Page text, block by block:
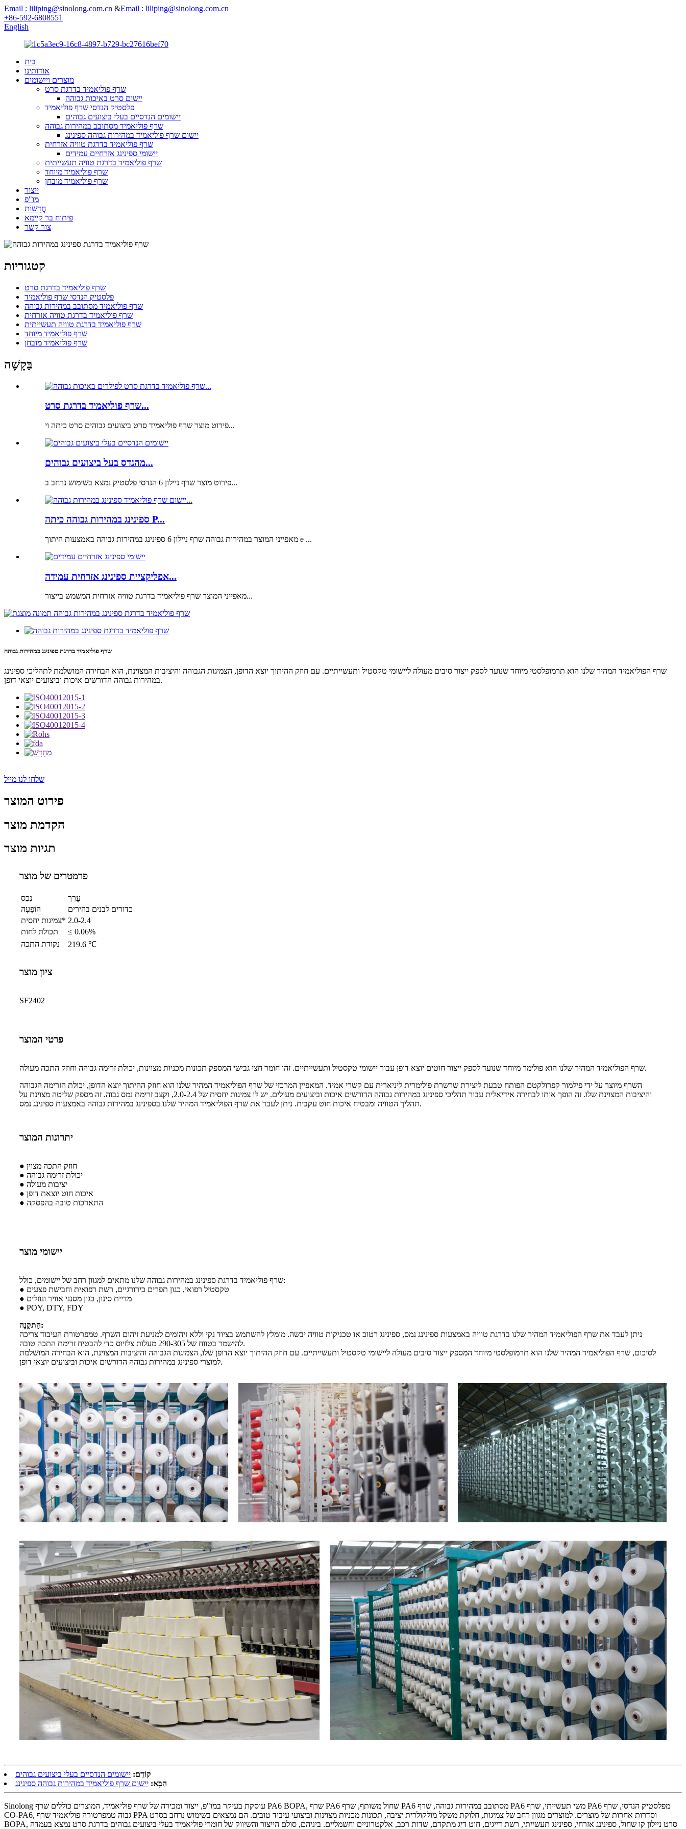
Email : liliping@sinolong.com.cn &Email : liliping@sinolong.com.cn
+86-592-6808551
English
בַּיִת
אודותינו
מוצרים ויישומים
שרף פוליאמיד בדרגת סרט
יישום סרט באיכות גבוהה
פלסטיק הנדסי שרף פוליאמיד
יישומים הנדסיים בעלי ביצועים גבוהים
שרף פוליאמיד מסתובב במהירות גבוהה
יישום שרף פוליאמיד במהירות גבוהה ספינינג
שרף פוליאמיד בדרגת טוויה אזרחית
יישומי ספינינג אזרחיים עמידים
שרף פוליאמיד בדרגת טוויה תעשייתית
שרף פוליאמיד מיוחד
שרף פוליאמיד מובחן
ייצור
מו"פ
חֲדָשׁוֹת
פיתוח בר קיימא
צור קשר
קטגוריות
שרף פוליאמיד בדרגת סרט
פלסטיק הנדסי שרף פוליאמיד
שרף פוליאמיד מסתובב במהירות גבוהה
שרף פוליאמיד בדרגת טוויה אזרחית
שרף פוליאמיד בדרגת טוויה תעשייתית
שרף פוליאמיד מיוחד
שרף פוליאמיד מובחן
בַּקָשָׁה
שרף פוליאמיד בדרגת סרט...
פירוט מוצר שרף פוליאמיד סרט ביצועים גבוהים סרט כיתה וי...
מהנדס בעל ביצועים גבוהים...
פירוט מוצר שרף ניילון 6 הנדסי פלסטיק נמצא בשימוש נרחב ב...
ספינינג במהירות גבוהה כיתה P...
מאפייני המוצר במהירות גבוהה שרף ניילון 6 ספינינג במהירות גבוהה באמצעות היתוך e ...
אפליקציית ספינינג אזרחית עמידה...
מאפייני המוצר שרף פוליאמיד בדרגת טוויה אזרחית המשמש בייצור...
שרף פוליאמיד בדרגת ספינינג במהירות גבוהה
שרף הפוליאמיד המהיר שלנו הוא תרמופלסטי מיוחד שנועד לספק ייצור סיבים מעולה ליישומי טקסטיל ותעשייתיים. עם חוזק ההיתוך יוצא הדופן, הצמיגות הגבוהה והיציבות המצוינת, הוא הבחירה המושלמת לתהליכי ספינינג
במהירות גבוהה הדורשים איכות וביצועים יוצאי דופן.
שלחו לנו מייל
פירוט המוצר
הקדמת מוצר
תגיות מוצר
פרמטרים של מוצר
נֶכֶס
עֵרֶך
הוֹפָעָה
כדורים לבנים בהירים
צמיגות יחסית* 2.0-2.4
תכולת לחות
≤ 0.06%
נקודת התכה
219.6 ℃
ציון מוצר
SF2402
פרטי המוצר
שרף הפוליאמיד המהיר שלנו הוא פולימר מיוחד שנועד לספק ייצור חוטים יוצא דופן עבור יישומי טקסטיל ותעשייתיים. זהו חומר חצי גבישי המספק תכונות מכניות מצוינות, יכולת זרימה גבוהה וחוזק התכה מעולה.
השרף מיוצר על ידי פילמור קפרולקטם הפותח טבעת ליצירת שרשרת פולימרית ליניארית עם קשרי אמיד. המאפיין המרכזי של שרף הפוליאמיד המהיר שלנו הוא חוזק ההיתוך יוצא הדופן, יכולת הזרימה הגבוהה
והיציבות המצוינת שלו. זה הופך אותו לבחירה אידיאלית עבור תהליכי ספינינג במהירות גבוהה הדורשים איכות וביצועים מעולים. יש לו צמיגות יחסית של 2.0-2.4, וקצב זרימת נמס גבוה. זה מספק שליטה מצוינת על
תהליך הטוויה ומבטיח איכות חוט עקבית. ניתן לעבד את שרף הפוליאמיד המהיר שלנו בספינינג במהירות גבוהה באמצעות ספינינג נמס.
יתרונות המוצר
● חוזק התכה מצוין
● יכולת זרימה גבוהה
● יציבות מעולה
● איכות חוט יוצאת דופן
● התארכות טובה בהפסקה
יישומי מוצר
שרף פוליאמיד בדרגת ספינינג במהירות גבוהה שלנו מתאים למגוון רחב של יישומים, כולל:
● טקסטיל רפואי, כגון תפרים כירורגיים, רשת רפואית וחבישת פצעים
● מדיית סינון, כגון מסנני אוויר ונוזלים
● POY, DTY, FDY
הַתקָנָה:
ניתן לעבד את שרף הפוליאמיד המהיר שלנו בדרגת טוויה באמצעות ספינינג נמס, ספינינג רטוב או טכניקות טוויה יבשה. מומלץ להשתמש בציוד נקי וללא זיהומים למניעת זיהום השרף. טמפרטורת העיבוד צריכה
להישמר בטווח של 290-305 מעלות צלזיוס כדי להבטיח זרימת התכה טובה.
לסיכום, שרף הפוליאמיד המהיר שלנו הוא תרמופלסטי מיוחד המספק ייצור סיבים מעולה ליישומי טקסטיל ותעשייתיים. עם חוזק ההיתוך יוצא הדופן שלו, הצמיגות הגבוהה והיציבות המצוינת, הוא הבחירה המושלמת
למוצרי ספינינג במהירות גבוהה הדורשים איכות וביצועים יוצאי דופן.
קוֹדֵם: יישומים הנדסיים בעלי ביצועים גבוהים
הַבָּא: יישום שרף פוליאמיד במהירות גבוהה ספינינג
Sinolong עוסקת בעיקר במו"פ, ייצור ומכירה של שרף פוליאמיד, המוצרים כוללים שרף PA6 BOPA, שרף PA6 שחול משותף, שרף PA6 מסתובב במהירות גבוהה, שרף PA6 משי תעשייתי, שרף PA6 מפלסטיק הנדסי, שרף
CO-PA6, גבוה טמפרטורה פוליאמיד שרף PPA וסדרות אחרות של מוצרים. למוצרים מגוון רחב של צמיגות, חלוקת משקל מולקולרית יציבה, תכונות מכניות מצוינות וביצועי עיבוד טובים. הם נמצאים בשימוש נרחב בסרט
BOPA, סרט ניילון קו שחול, ספינינג אזרחי, ספינינג תעשייתי, רשת דייגים, חוט דיג מתקדם, שדות רכב, אלקטרוניים וחשמליים. ביניהם, סולם הייצור והשיווק של חומרי פוליאמיד בעלי ביצועים גבוהים בדרגת סרט נמצא בעמדה